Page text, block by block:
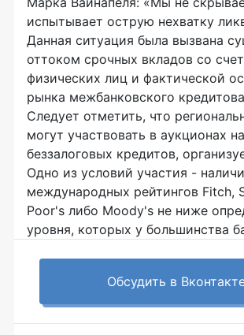
испытывает острую нехватку
Данная ситуация была вызвана
оттоком срочных вкладов со
физических лиц и фактической
рынка межбанковского
Следует отметить, что
могут участвовать в аукционах
беззалоговых кредитов,
Одно из условий участия -
международных рейтингов Fitch,
Poor's либо Moody's не ниже
уровня, которых у большинства
Обсудить в